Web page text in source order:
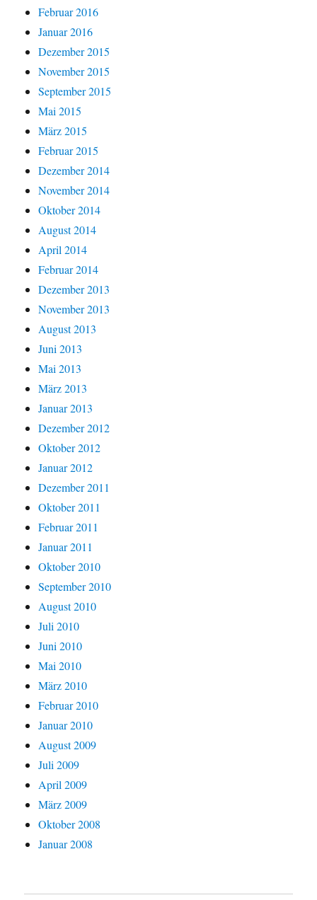
Februar 2016
Januar 2016
Dezember 2015
November 2015
September 2015
Mai 2015
März 2015
Februar 2015
Dezember 2014
November 2014
Oktober 2014
August 2014
April 2014
Februar 2014
Dezember 2013
November 2013
August 2013
Juni 2013
Mai 2013
März 2013
Januar 2013
Dezember 2012
Oktober 2012
Januar 2012
Dezember 2011
Oktober 2011
Februar 2011
Januar 2011
Oktober 2010
September 2010
August 2010
Juli 2010
Juni 2010
Mai 2010
März 2010
Februar 2010
Januar 2010
August 2009
Juli 2009
April 2009
März 2009
Oktober 2008
Januar 2008